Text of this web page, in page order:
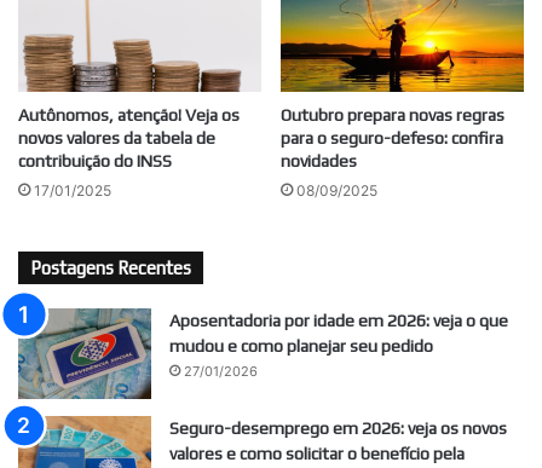
Autônomos, atenção! Veja os
novos valores da tabela de
contribuição do INSS
17/01/2025
Outubro prepara novas regras
para o seguro-defeso: confira
novidades
08/09/2025
Postagens Recentes
Aposentadoria por idade em 2026: veja o que
mudou e como planejar seu pedido
27/01/2026
Seguro-desemprego em 2026: veja os novos
valores e como solicitar o benefício pela